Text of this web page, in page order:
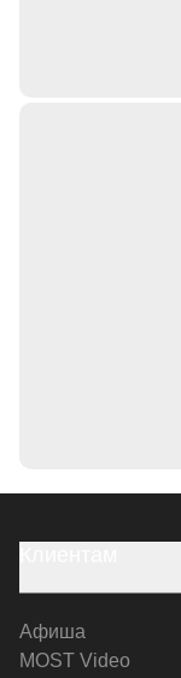
Афиша
MOST Video